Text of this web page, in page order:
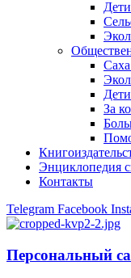
За
Энциклопедия
Контакты
Telegram Facebook
Персональный